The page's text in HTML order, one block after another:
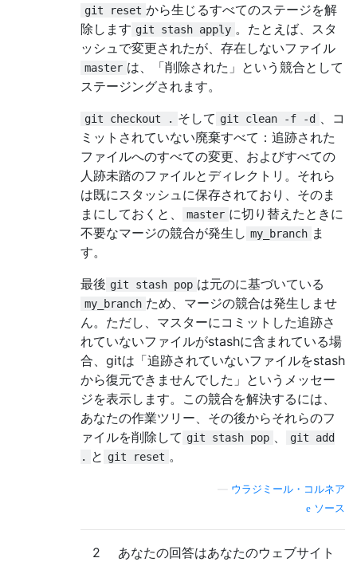
git reset から生じるすべてのステージを解
除します git stash apply 。たとえば、スタ
ッシュで変更されたが、存在しないファイル
master は、「削除された」という競合として
ステージングされます。
git checkout . そして git clean -f -d
、コ
ミットされていない廃棄すべて：追跡された
ファイルへのすべての変更、およびすべての
人跡未踏のファイルとディレクトリ。それら
は既にスタッシュに保存されており、そのま
まにしておくと、
master に切り替えたときに
不要なマージの競合が発生し my_branch ま
す。
最後 git stash pop は元のに基づいている
my_branch ため、マージの競合は発生しませ
ん。ただし、マスターにコミットした追跡さ
れていないファイルがstashに含まれている場
合、gitは「追跡されていないファイルをstash
から復元できませんでした」というメッセー
ジを表示します。この競合を解決するには、
あなたの作業ツリー、その後からそれらのフ
ァイルを削除して git stash pop
git add
.
と git reset 。
ウラジミール・コルネア
ソース
2
あなたの回答はあなたのウェブサイト